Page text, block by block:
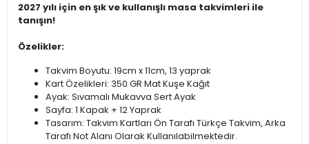
2027 yılı için en şık ve kullanışlı masa takvimleri ile
tanışın!
Özelikler:
Takvim Boyutu: 19cm x 11cm, 13 yaprak
Kart Özelikleri: 350 GR Mat Kuşe Kağıt
Ayak: Sıvamalı Mukavva Sert Ayak
Sayfa: 1 Kapak + 12 Yaprak
Tasarım: Takvim Kartları Ön Tarafı Türkçe Takvim, Arka
Tarafı Not Alanı Olarak Kullanılabilmektedir.